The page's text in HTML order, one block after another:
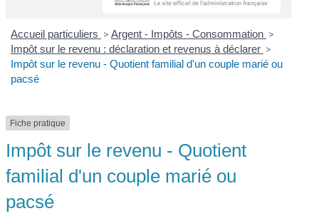
Accueil particuliers > Argent - Impôts - Consommation >
Impôt sur le revenu : déclaration et revenus à déclarer >
Impôt sur le revenu - Quotient familial d'un couple marié ou
pacsé
Fiche pratique
Impôt sur le revenu - Quotient
familial d'un couple marié ou
pacsé